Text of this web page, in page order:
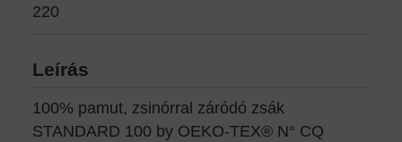
220
Leírás
100% pamut, zsinórral záródó zsák
STANDARD 100 by OEKO-TEX® N° CQ